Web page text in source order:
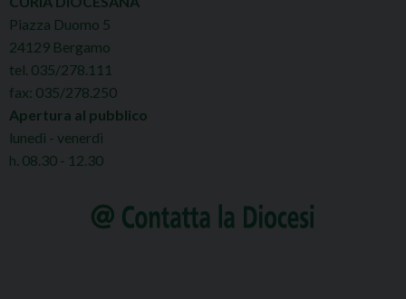
Piazza Duomo 5
24129 Bergamo
tel. 035/278.111
fax: 035/278.250
Apertura al pubblico
lunedì - venerdì
h. 08.30 - 12.30